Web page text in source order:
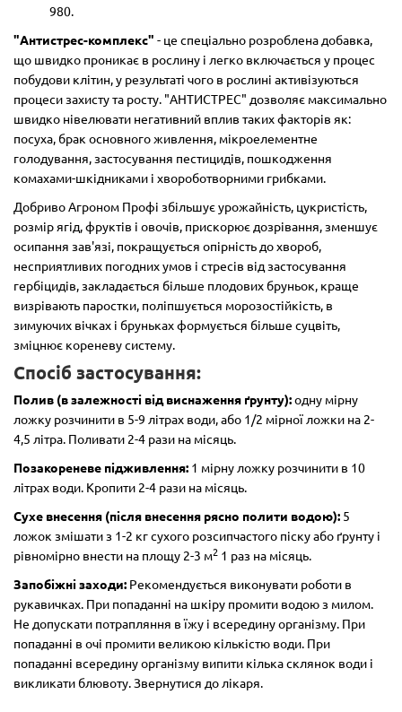
980.
"Антистрес-комплекс" - це спеціально розроблена добавка,
що швидко проникає в рослину і легко включається у процес
побудови клітин, у результаті чого в рослині активізуються
процеси захисту та росту. "АНТИСТРЕС" дозволяє максимально
швидко нівелювати негативний вплив таких факторів як:
посуха, брак основного живлення, мікроелементне
голодування, застосування пестицидів, пошкодження
комахами-шкідниками і хвороботворними грибками.
Добриво Агроном Профі збільшує урожайність, цукристість,
розмір ягід, фруктів і овочів, прискорює дозрівання, зменшує
осипання зав'язі, покращується опірність до хвороб,
несприятливих погодних умов і стресів від застосування
гербіцидів, закладається більше плодових бруньок, краще
визрівають паростки, поліпшується морозостійкість, в
зимуючих вічках і бруньках формується більше суцвіть,
зміцнює кореневу систему.
Спосіб застосування:
Полив (в залежності від виснаження ґрунту):одну мірну
ложку розчинити в 5-9 літрах води, або 1/2 мірної ложки на 2-
4,5 літра. Поливати 2-4 рази на місяць.
Позакореневе підживлення: 1 мірну ложку розчинити в 10
літрах води. Кропити 2-4 рази на місяць.
Сухе внесення (після внесення рясно полити водою): 5
ложок змішати з 1-2 кг сухого розсипчастого піску або ґрунту і
рівномірно внести на площу 2-3 м2 1 раз на місяць.
Запобіжні заходи: Рекомендується виконувати роботи в
рукавичках. При попаданні на шкіру промити водою з милом.
Не допускати потрапляння в їжу і всередину організму. При
попаданні в очі промити великою кількістю води. При
попаданні всередину організму випити кілька склянок води і
викликати блювоту. Звернутися до лікаря.